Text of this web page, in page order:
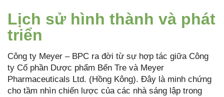
Lịch sử hình thành và phát
triển
Công ty Meyer – BPC ra đời từ sự hợp tác giữa Công
ty Cổ phần Dược phẩm Bến Tre và Meyer
Pharmaceuticals Ltd. (Hồng Kông). Đây là minh chứng
cho tầm nhìn chiến lược của các nhà sáng lập trong